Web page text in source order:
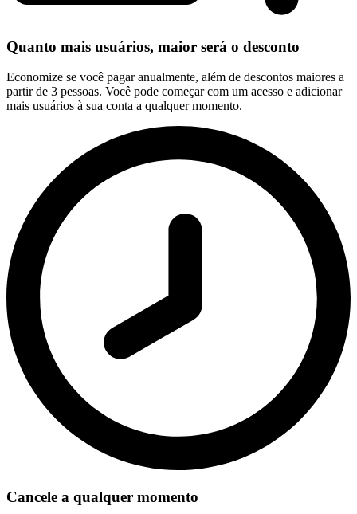
Quanto mais usuários, maior será o desconto
Economize se você pagar anualmente, além de descontos maiores a
partir de 3 pessoas. Você pode começar com um acesso e adicionar
mais usuários à sua conta a qualquer momento.
Cancele a qualquer momento